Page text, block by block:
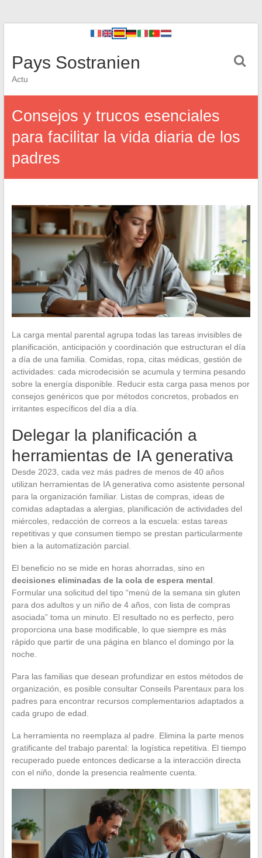
Pays Sostranien
Actu
Consejos y trucos esenciales
para facilitar la vida diaria de los
padres
La carga mental parental agrupa todas las tareas invisibles de
planificación, anticipación y coordinación que estructuran el día
a día de una familia. Comidas, ropa, citas médicas, gestión de
actividades: cada microdecisión se acumula y termina pesando
sobre la energía disponible. Reducir esta carga pasa menos por
consejos genéricos que por métodos concretos, probados en
irritantes específicos del día a día.
Delegar la planificación a
herramientas de IA generativa
Desde 2023, cada vez más padres de menos de 40 años
utilizan herramientas de IA generativa como asistente personal
para la organización familiar. Listas de compras, ideas de
comidas adaptadas a alergias, planificación de actividades del
miércoles, redacción de correos a la escuela: estas tareas
repetitivas y que consumen tiempo se prestan particularmente
bien a la automatización parcial.
El beneficio no se mide en horas ahorradas, sino en
decisiones eliminadas de la cola de espera mental
Formular una solicitud del tipo “menú de la semana sin gluten
para dos adultos y un niño de 4 años, con lista de compras
asociada” toma un minuto. El resultado no es perfecto, pero
proporciona una base modificable, lo que siempre es más
rápido que partir de una página en blanco el domingo por la
noche.
Para las familias que desean profundizar en estos métodos de
organización, es posible consultar Conseils Parentaux para los
padres para encontrar recursos complementarios adaptados a
cada grupo de edad.
La herramienta no reemplaza al padre. Elimina la parte menos
gratificante del trabajo parental: la logística repetitiva. El tiempo
recuperado puede entonces dedicarse a la interacción directa
con el niño, donde la presencia realmente cuenta.